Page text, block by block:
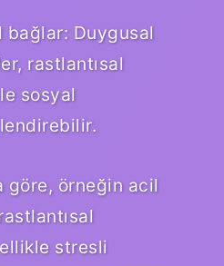
bağlar: Duygusal
rastlantısal
sosyal
göre, örneğin acil
stresli